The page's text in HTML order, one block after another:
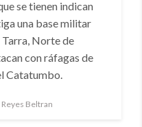
se tienen indican
una base militar
Tarra, Norte de
con ráfagas de
Catatumbo.
Beltran